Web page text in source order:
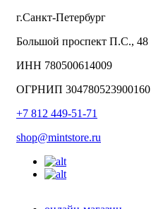
г.Санкт-Петербург
Большой проспект П.С., 48
ИНН 780500614009
ОГРНИП 304780523900160
+7 812 449-51-71
shop@mintstore.ru